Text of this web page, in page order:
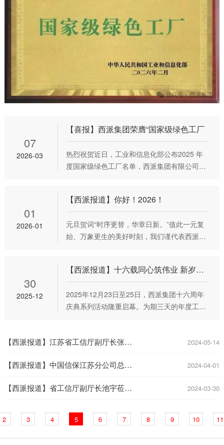
07
2026-03
【喜报】西派集团荣膺“国家级绿色工厂
热烈祝贺近日，工业和信息化部公布2025 年
度国家级绿色工厂名单，西派集团有限公司凭
发展道路上迈出了坚实一步。西派集团始终坚
守绿色发展理念，严格对标绿色工厂建设标
准，以智能化产线升级、能源精细化管控、生
产全流程实时监测为抓手，持续降低生产能耗
01
2026-01
【西派报道】你好！2026！
元旦贺词“时序更替，华章日新。”值此一元复
始、万象更生的美好时刻，我们谨代表西派集
朋友，以及长期关怀支持的各级领导与社会各
界，致以最崇高的敬意与最诚挚的新年祝
福！“时序更替，华章日新。”一年，西派人
以“闯”的精神、“创”的劲头、“干”的作风，于时
30
2025-12
【西派报道】十六载同心筑伟业 新岁扬帆赴新程——西派集团2025年度会议暨团建晚宴圆满落幕
2025年12月23日至25日，西派集团十六周年
庆典系列活动隆重启幕。为期三天的年度工作
谊，在回顾十六载砥砺奋进中凝聚前行力量，
而动：年度会议锚定高质量发展航向12月23日
幕。各部门负责人系统汇报2025年度目标完成
【西派报道】江苏省工信厅副厅长张星深入西派集团调研，助推企业创新发展 2024-05-14
【西派报道】中国信保江苏分公司总经理李志展一行莅临西派座谈交流 2024-04-01
【西派报道】省工信厅副厅长池宇莅临西派集团调研指导工作 2024-03-30
2 3 4 5 6 7 8 9 10 11